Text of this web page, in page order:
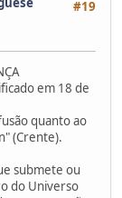
#19
em 18 de
quanto ao
(Crente).
submete ou
do Universo